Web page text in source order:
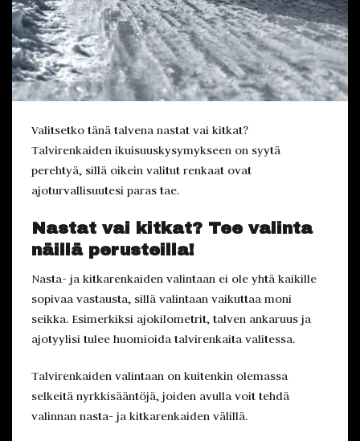
Valitsetko tänä talvena nastat vai kitkat?
Talvirenkaiden ikuisuuskysymykseen on syytä
perehtyä, sillä oikein valitut renkaat ovat
ajoturvallisuutesi paras tae.
Nastat vai kitkat? Tee valinta
näillä perusteilla!
Nasta- ja kitkarenkaiden valintaan ei ole yhtä kaikille
sopivaa vastausta, sillä valintaan vaikuttaa moni
seikka. Esimerkiksi ajokilometrit, talven ankaruus ja
ajotyylisi tulee huomioida talvirenkaita valitessa.
Talvirenkaiden valintaan on kuitenkin olemassa
selkeitä nyrkkisääntöjä, joiden avulla voit tehdä
valinnan nasta- ja kitkarenkaiden välillä.